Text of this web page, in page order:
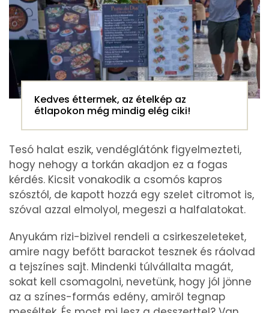
Kedves éttermek, az ételkép az
étlapokon még mindig elég ciki!
Tesó halat eszik, vendéglátónk figyelmezteti,
hogy nehogy a torkán akadjon ez a fogas
kérdés. Kicsit vonakodik a csomós kapros
szósztól, de kapott hozzá egy szelet citromot is,
szóval azzal elmolyol, megeszi a halfalatokat.
Anyukám rizi-bizivel rendeli a csirkeszeleteket,
amire nagy befőtt barackot tesznek és ráolvad
a tejszínes sajt. Mindenki túlvállalta magát,
sokat kell csomagolni, nevetünk, hogy jól jönne
az a színes-formás edény, amiről tegnap